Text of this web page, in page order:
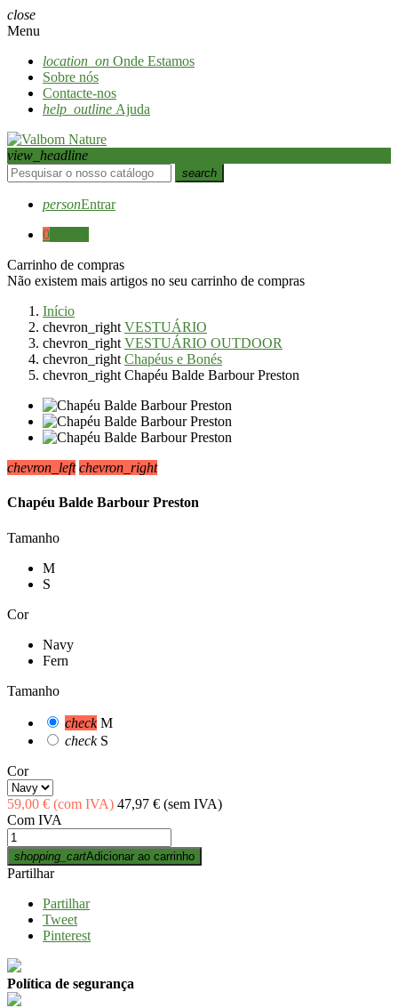
close
Menu
location_on Onde Estamos
Sobre nós
Contacte-nos
help_outline Ajuda
view_headline
search
personEntrar
0
Carrinho de compras
Não existem mais artigos no seu carrinho de compras
Início
chevron_right VESTUÁRIO
chevron_right VESTUÁRIO OUTDOOR
chevron_right Chapéus e Bonés
chevron_right Chapéu Balde Barbour Preston
chevron_left chevron_right
Chapéu Balde Barbour Preston
Tamanho
M
S
Cor
Navy
Fern
Tamanho
check M
check S
Cor
59,00 € (com IVA) 47,97 € (sem IVA)
Com IVA
shopping_cartAdicionar ao carrinho
Partilhar
Partilhar
Tweet
Pinterest
Política de segurança